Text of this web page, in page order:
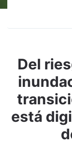
Del
está